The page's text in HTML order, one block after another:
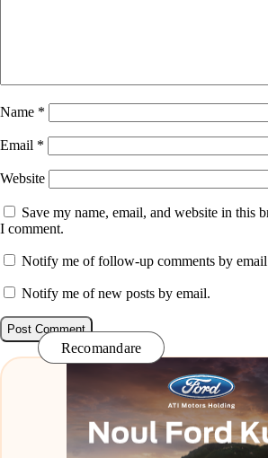
Name *
Email *
Website
Save my name, email, and website in this
I comment.
Notify me of follow-up comments by
Notify me of new posts by email.
Recomandare